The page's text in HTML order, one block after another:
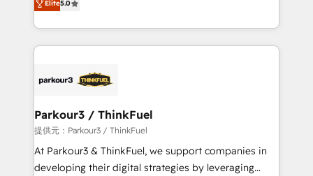
Website design Let’s turn your CRM into your growth
engine!
BOOMS and BOOST. Together, they form a powerful
combination that has driven success for over 800
businesses worldwide. As Elite HubSpot Partners, we
strategies that integrate data-driven marketing,
companies scale faster and smarter. 🔹 BOOMS:
Demand generation for all your buyers With BOOMS,
you invest in 100% of your buyers, accelerating your
growth and positioning yourself as an undisputed
Elite5.0
Parkour3 / ThinkFuel
提供元：Parkour3 / ThinkFuel
At Parkour3 & ThinkFuel, we support companies in
developing their digital strategies by leveraging